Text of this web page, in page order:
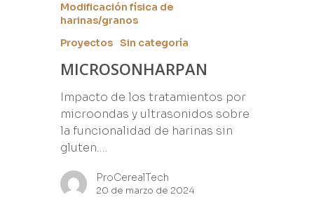
Modificación física de
harinas/granos
Proyectos Sin categoría
MICROSONHARPAN
Impacto de los tratamientos por
microondas y ultrasonidos sobre
la funcionalidad de harinas sin
gluten.…
ProCerealTech
20 de marzo de 2024